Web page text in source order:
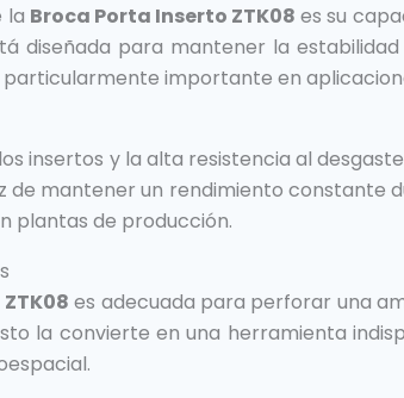
la Broca Porta Inserto ZTK08 es su
diseñada para mantener la
particularmente importante en
insertos y la alta resistencia al
de mantener un rendimiento constante
plantas de producción.
es adecuada para perforar una
la convierte en una herramienta